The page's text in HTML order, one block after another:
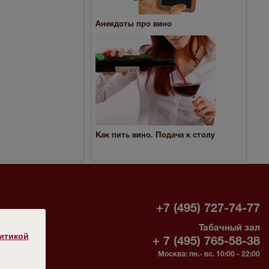
Анекдоты про вино
Как пить вино. Подача к столу
+7 (495) 727-74-77
Табачный зал
+ 7 (495) 765-58-38
Москва: пн.- вс. 10:00 - 22:00